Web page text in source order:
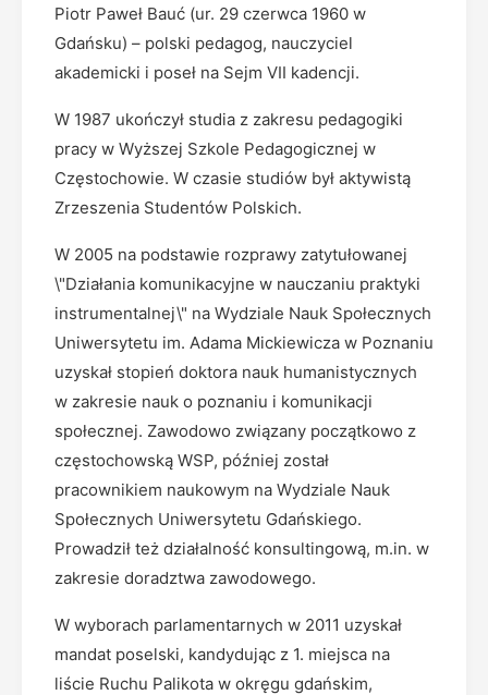
Piotr Paweł Bauć (ur. 29 czerwca 1960 w
Gdańsku) – polski pedagog, nauczyciel
akademicki i poseł na Sejm VII kadencji.
W 1987 ukończył studia z zakresu pedagogiki
pracy w Wyższej Szkole Pedagogicznej w
Częstochowie. W czasie studiów był aktywistą
Zrzeszenia Studentów Polskich.
W 2005 na podstawie rozprawy zatytułowanej
\"Działania komunikacyjne w nauczaniu praktyki
instrumentalnej\" na Wydziale Nauk Społecznych
Uniwersytetu im. Adama Mickiewicza w Poznaniu
uzyskał stopień doktora nauk humanistycznych
w zakresie nauk o poznaniu i komunikacji
społecznej. Zawodowo związany początkowo z
częstochowską WSP, później został
pracownikiem naukowym na Wydziale Nauk
Społecznych Uniwersytetu Gdańskiego.
Prowadził też działalność konsultingową, m.in. w
zakresie doradztwa zawodowego.
W wyborach parlamentarnych w 2011 uzyskał
mandat poselski, kandydując z 1. miejsca na
liście Ruchu Palikota w okręgu gdańskim,